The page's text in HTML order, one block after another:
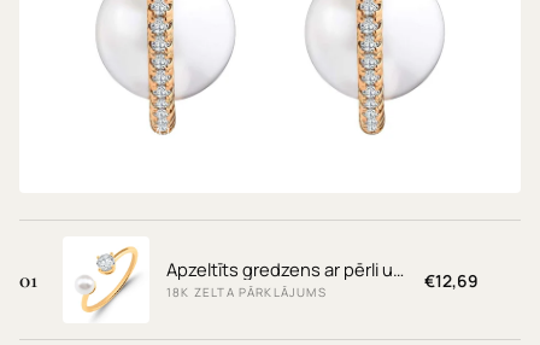
18K ZELTA PĀRKLĀJUMS
01 Apzeltīts gredzens ar pērli un balto cirkonu
18K ZELTA PĀRKLĀJUMS
€12,69